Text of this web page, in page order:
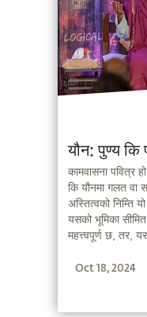
यौन: पुण्य कि
कामवासना पवित्र
कि यौनमा गलत वा
अस्तित्वको निम्ति
यसको भूमिका
महत्त्वपूर्ण छ, तर,
Oct 18, 2024